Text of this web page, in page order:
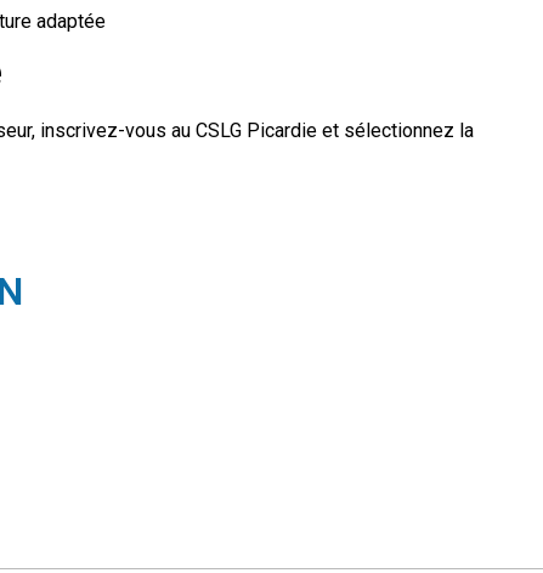
adaptée
inscrivez-vous au CSLG Picardie et sélectionnez la